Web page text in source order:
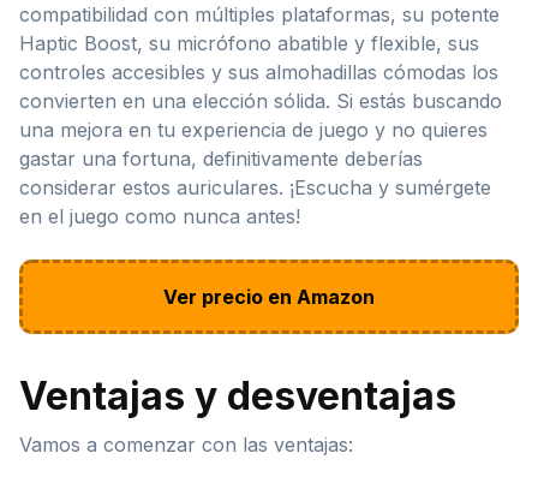
compatibilidad con múltiples plataformas, su potente
Haptic Boost, su micrófono abatible y flexible, sus
controles accesibles y sus almohadillas cómodas los
convierten en una elección sólida. Si estás buscando
una mejora en tu experiencia de juego y no quieres
gastar una fortuna, definitivamente deberías
considerar estos auriculares. ¡Escucha y sumérgete
en el juego como nunca antes!
Ver precio en Amazon
Ventajas y desventajas
Vamos a comenzar con las ventajas: